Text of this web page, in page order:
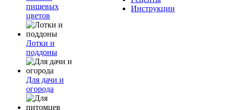
пищевых
цветов
Лотки и
поддоны
Для дачи и
огорода
Инструкции